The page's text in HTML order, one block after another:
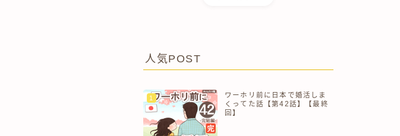
人気POST
ワーホリ前に日本で婚活しま
くってた話【第42話】【最終
回】